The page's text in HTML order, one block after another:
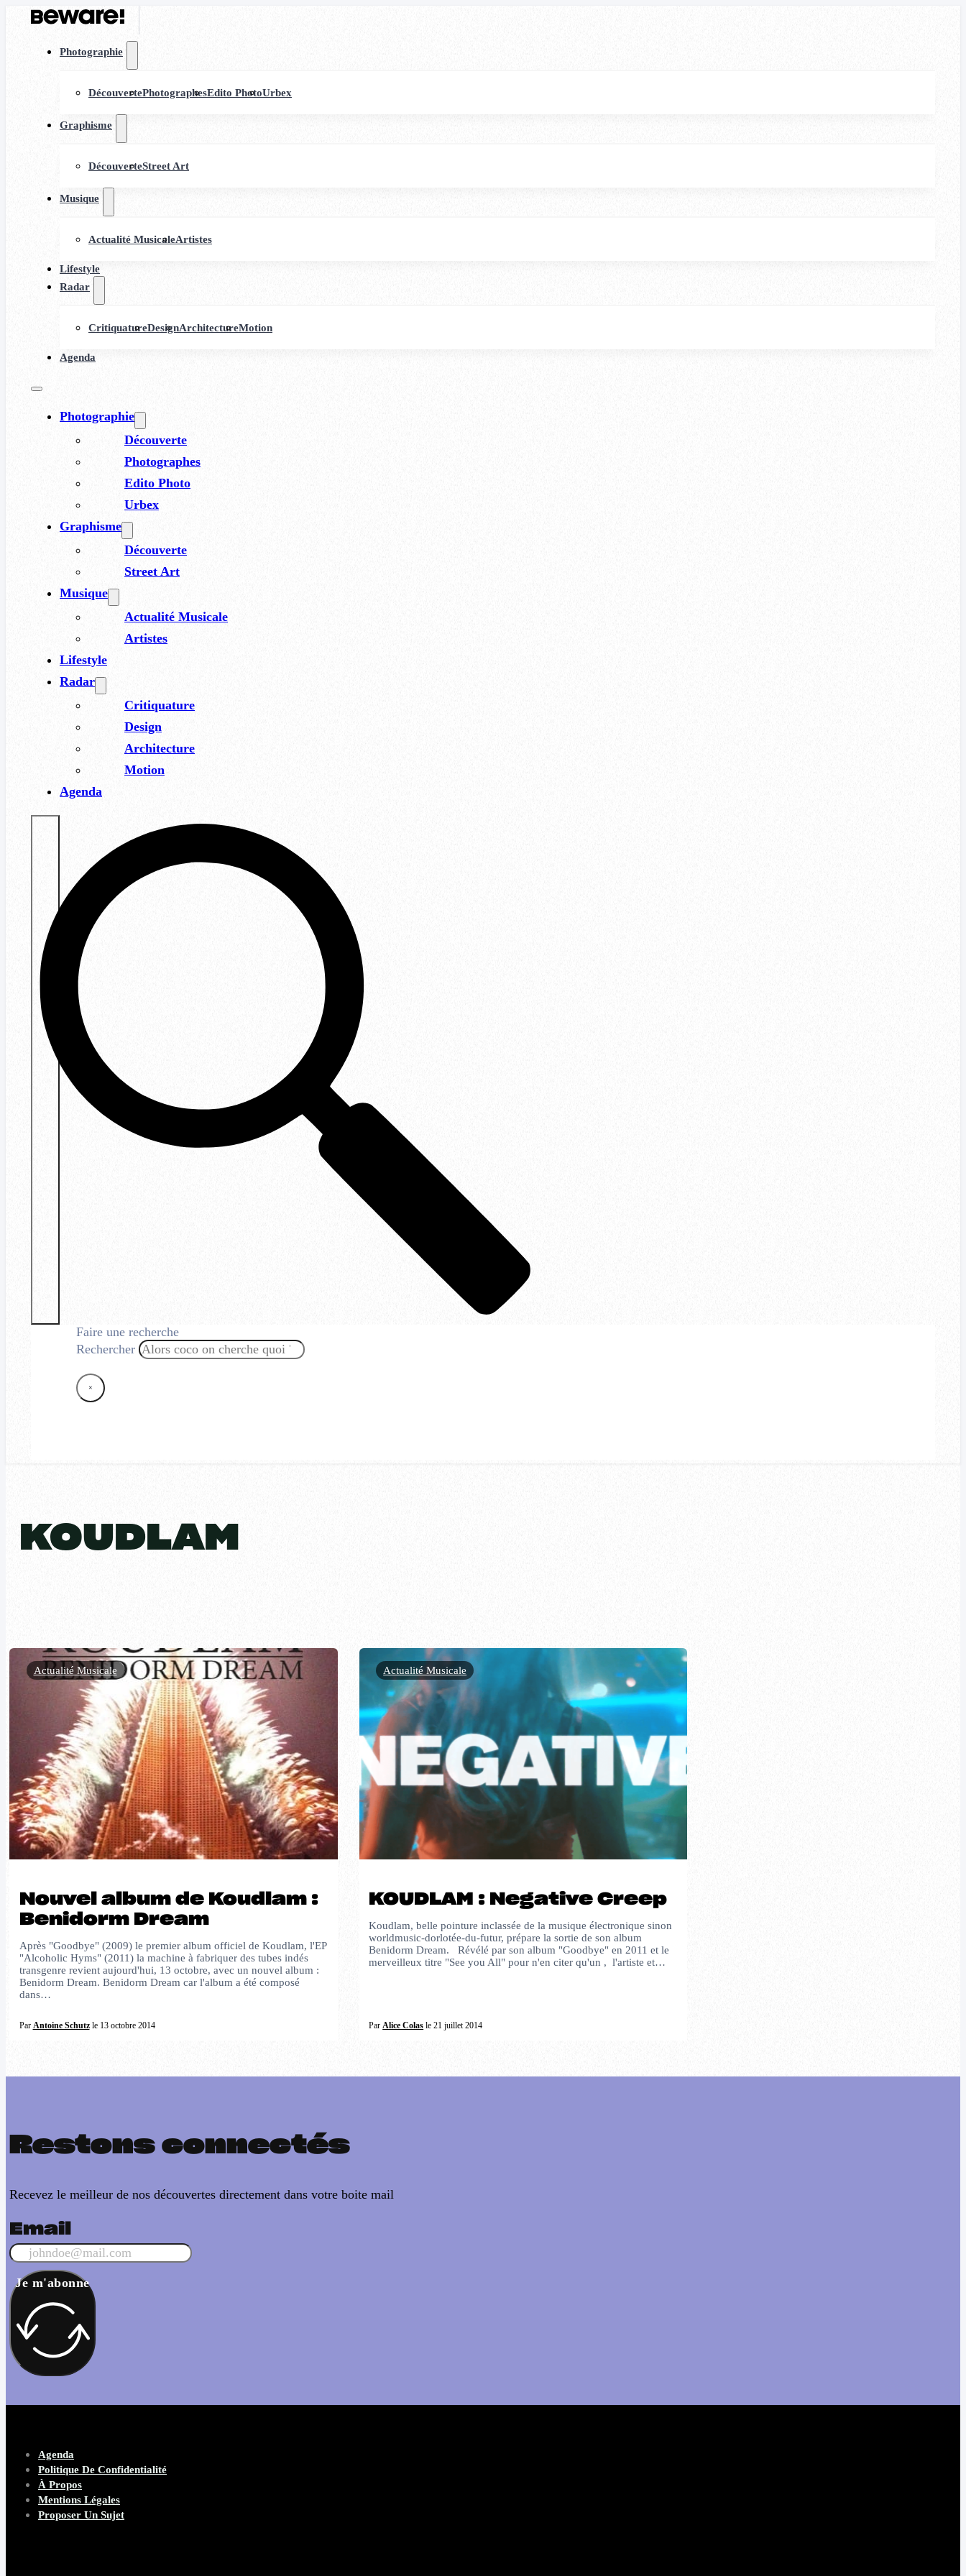
Photographie
DécouvertePhotographesEdito PhotoUrbex
Graphisme
DécouverteStreet Art
Musique
Actualité MusicaleArtistes
Lifestyle
Radar
CritiquatureDesignArchitectureMotion
Agenda
Photographie
Découverte
Photographes
Edito Photo
Urbex
Graphisme
Découverte
Street Art
Musique
Actualité Musicale
Artistes
Lifestyle
Radar
Critiquature
Design
Architecture
Motion
Agenda
Faire une recherche
Rechercher
×
KOUDLAM
Nouvel album de Koudlam :
Benidorm Dream
Après "Goodbye" (2009) le premier album officiel de Koudlam, l'EP
"Alcoholic Hyms" (2011) la machine à fabriquer des tubes indés
transgenre revient aujourd'hui, 13 octobre, avec un nouvel album :
Benidorm Dream. Benidorm Dream car l'album a été composé
dans…
Par Antoine Schutzle 13 octobre 2014
Actualité Musicale
KOUDLAM : Negative Creep
Koudlam, belle pointure inclassée de la musique électronique sinon
worldmusic-dorlotée-du-futur, prépare la sortie de son album
Benidorm Dream. Révélé par son album "Goodbye" en 2011 et le
merveilleux titre "See you All" pour n'en citer qu'un , l'artiste et…
ParAlice Colas le 21 juillet 2014
Actualité Musicale
Restons connectés
Recevez le meilleur de nos découvertes directement dans votre boite mail
Email
Je m'abonne
Agenda
Politique De Confidentialité
À Propos
Mentions Légales
Proposer Un Sujet